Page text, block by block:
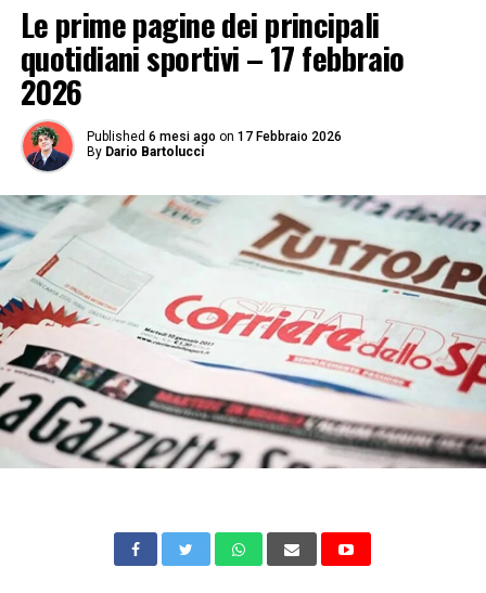
Le prime pagine dei principali
quotidiani sportivi – 17 febbraio
2026
Published 6 mesi ago on 17 Febbraio 2026
By Dario Bartolucci